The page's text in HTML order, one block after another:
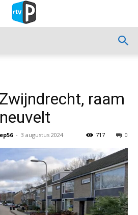
raam
- 3 augustus 2024 0
717